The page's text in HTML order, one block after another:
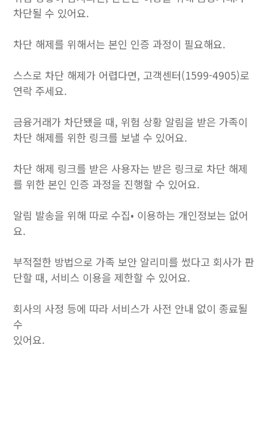
차단될 수 있어요.
차단 해제를 위해서는 본인 인증 과정이 필요해요.
스스로 차단 해제가 어렵다면, 고객센터(1599-4905)로
연락 주세요.
금융거래가 차단됐을 때, 위험 상황 알림을 받은 가족이
차단 해제를 위한 링크를 보낼 수 있어요.
차단 해제 링크를 받은 사용자는 받은 링크로 차단 해제
를 위한 본인 인증 과정을 진행할 수 있어요.
알림 발송을 위해 따로 수집• 이용하는 개인정보는 없어
요.
부적절한 방법으로 가족 보안 알리미를 썼다고 회사가 판
단할 때, 서비스 이용을 제한할 수 있어요.
회사의 사정 등에 따라 서비스가 사전 안내 없이 종료될
수
있어요.